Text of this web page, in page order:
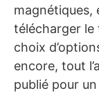
magnétiques,
télécharger le
choix
encore, tout
publié pour